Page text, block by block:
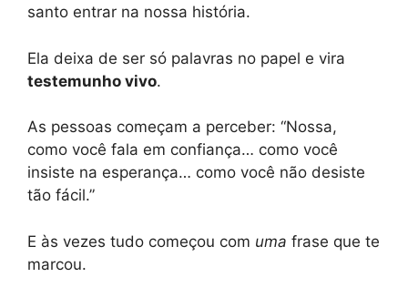
santo entrar na nossa história.
Ela deixa de ser só palavras no papel e vira
testemunho vivo.
As pessoas começam a perceber: “Nossa,
como você fala em confiança… como você
insiste na esperança… como você não desiste
tão fácil.”
E às vezes tudo começou com uma frase que te
marcou.